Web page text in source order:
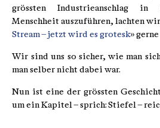
grössten Industrieanschlag
Menschheit auszuführen, lachten
Stream – jetzt wird es grotesk»
Wir sind uns so sicher, wie man
man selber nicht dabei war.
Nun ist eine der grössten
um ein Kapitel – sprich: Stiefel –